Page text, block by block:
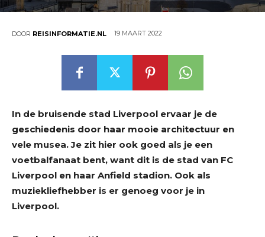
DOOR REISINFORMATIE.NL 19 MAART 2022
In de bruisende stad Liverpool ervaar je de
geschiedenis door haar mooie architectuur en
vele musea. Je zit hier ook goed als je een
voetbalfanaat bent, want dit is de stad van FC
Liverpool en haar Anfield stadion. Ook als
muziekliefhebber is er genoeg voor je in
Liverpool.